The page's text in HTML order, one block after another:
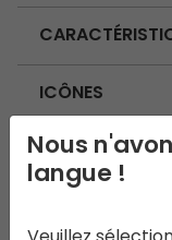
ICÔNES
UTILISATION ET
Nous
langue !